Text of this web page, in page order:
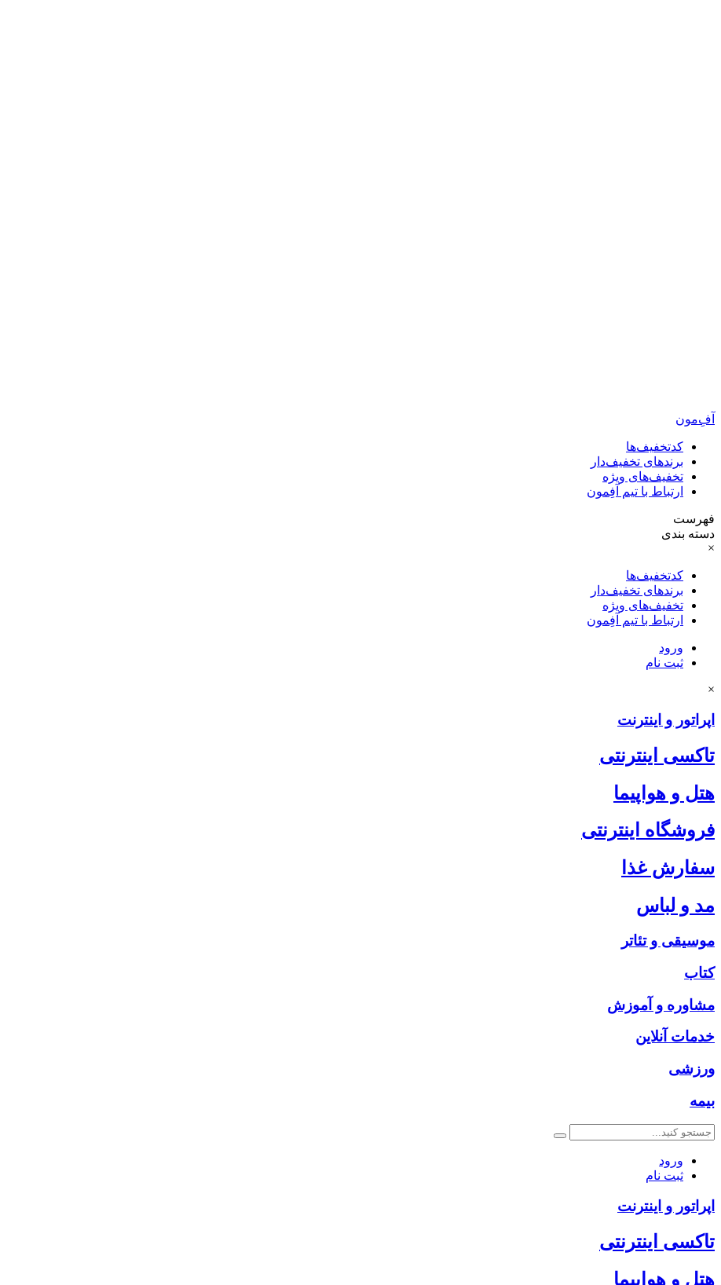
آفِ‌مون
کدتخفیف‌ها
برندهای تخفیف‌دار
تخفیف‌های ویژه
ارتباط با تیم آفِمون
فهرست
دسته بندی
×
کدتخفیف‌ها
برندهای تخفیف‌دار
تخفیف‌های ویژه
ارتباط با تیم آفِمون
ورود
ثبت نام
×
اپراتور و اینترنت
تاکسی اینترنتی
هتل و هواپیما
فروشگاه اینترنتی
سفارش غذا
مد و لباس
موسیقی و تئاتر
کتاب
مشاوره و آموزش
خدمات آنلاین
ورزشی
بیمه
ورود
ثبت نام
اپراتور و اینترنت
تاکسی اینترنتی
هتل و هواپیما